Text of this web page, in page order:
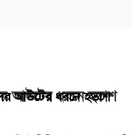
আউটের ধরনে হতাশ